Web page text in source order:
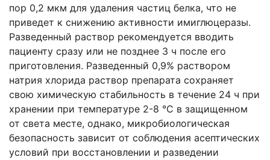
пор 0,2 мкм для удаления частиц белка, что не
приведет к снижению активности имиглюцеразы.
Разведенный раствор рекомендуется вводить
пациенту сразу или не позднее 3 ч после его
приготовления. Разведенный 0,9% раствором
натрия хлорида раствор препарата сохраняет
свою химическую стабильность в течение 24 ч при
хранении при температуре 2-8 °С в защищенном
от света месте, однако, микробиологическая
безопасность зависит от соблюдения асептических
условий при восстановлении и разведении